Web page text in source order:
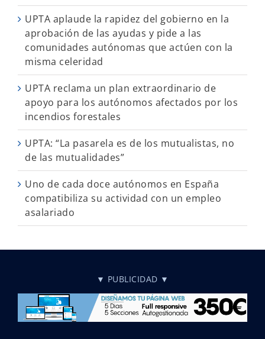
UPTA aplaude la rapidez del gobierno en la
aprobación de las ayudas y pide a las
comunidades autónomas que actúen con la
misma celeridad
UPTA reclama un plan extraordinario de
apoyo para los autónomos afectados por los
incendios forestales
UPTA: “La pasarela es de los mutualistas, no
de las mutualidades”
Uno de cada doce autónomos en España
compatibiliza su actividad con un empleo
asalariado
▼ PUBLICIDAD ▼